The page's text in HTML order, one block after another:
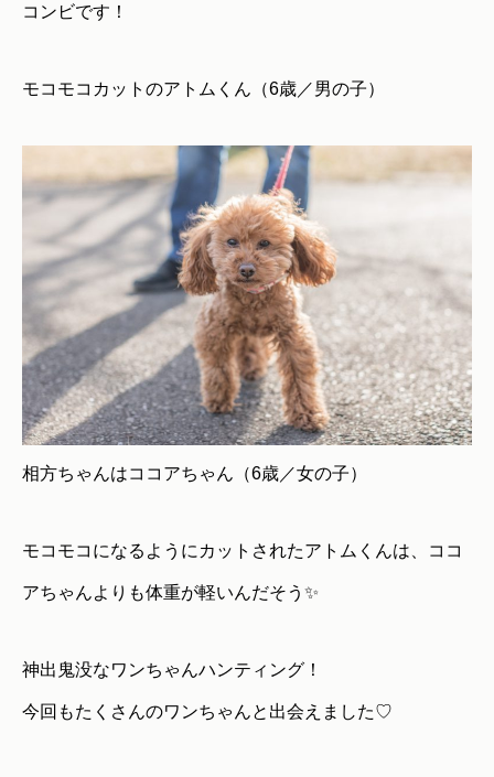
コンビです！
モコモコカットのアトムくん（6歳／男の子）
相方ちゃんはココアちゃん（6歳／女の子）
モコモコになるようにカットされたアトムくんは、ココ
アちゃんよりも体重が軽いんだそう✨
神出鬼没なワンちゃんハンティング！
今回もたくさんのワンちゃんと出会えました♡